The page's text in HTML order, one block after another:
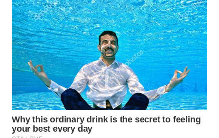
MAJALENGKA
WN
SUBANG
WN
SUKABUMI
WN